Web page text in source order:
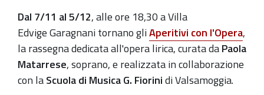
2019-
11-
21T18:30:00+01:00
2019-
Dal 7/11 al 5/12, alle ore 18,30 a Villa
Edvige Garagnanitornano gliAperitivi con l'Opera,
la rassegna dedicata all'opera lirica, curata daPaola
Matarrese, soprano, e realizzata in collaborazione
con laScuola di Musica G. Fiorinidi Valsamoggia.